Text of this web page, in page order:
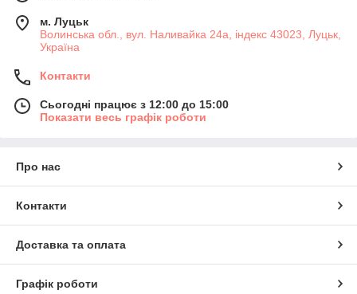
м. Луцьк
Волинська обл., вул. Наливайка 24а, індекс 43023, Луцьк,
Україна
Контакти
Сьогодні працює з 12:00 до 15:00
Показати весь графік роботи
Про нас
Контакти
Доставка та оплата
Графік роботи